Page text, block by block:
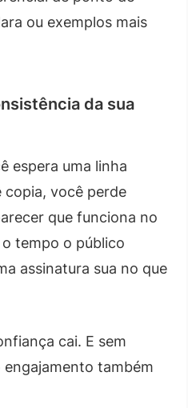
ou exemplos mais
da sua
espera uma linha
copia, você perde
que funciona no
tempo o público
assinatura sua no que
cai. E sem
também